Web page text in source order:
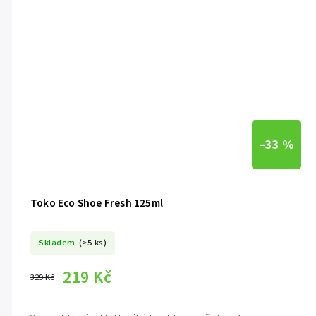
–33 %
Toko Eco Shoe Fresh 125ml
Skladem (>5 ks)
329 Kč 219 Kč